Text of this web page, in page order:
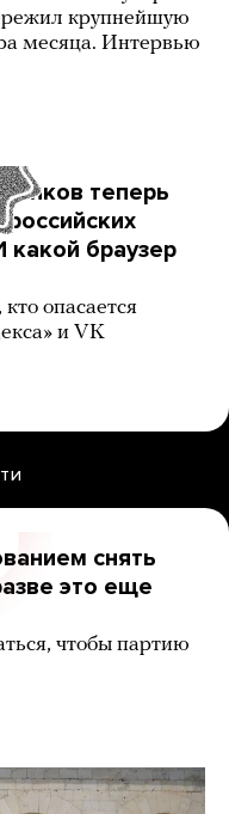
крупнейшую
месяца. Интервью
теперь
какой браузер
опасается
и VK
снять
это еще
чтобы партию